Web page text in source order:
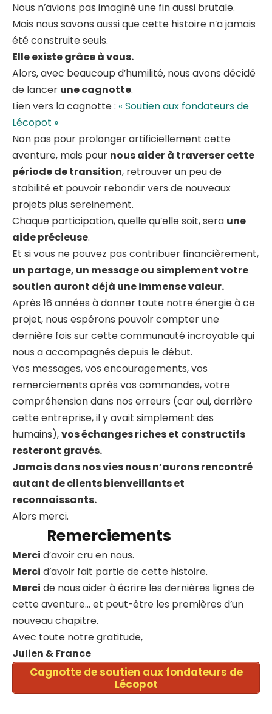
Nous n’avions pas imaginé une fin aussi brutale.
Mais nous savons aussi que cette histoire n’a jamais
été construite seuls.
Elle existe grâce à vous.
Alors, avec beaucoup d’humilité, nous avons décidé
de lancer une cagnotte.
Lien vers la cagnotte : « Soutien aux fondateurs de
Lécopot »
Non pas pour prolonger artificiellement cette
aventure, mais pour nous aider à traverser cette
période de transition, retrouver un peu de
stabilité et pouvoir rebondir vers de nouveaux
projets plus sereinement.
Chaque participation, quelle qu’elle soit, sera une
aide précieuse.
Et si vous ne pouvez pas contribuer financièrement,
un partage, un message ou simplement votre
soutien auront déjà une immense valeur.
Après 16 années à donner toute notre énergie à ce
projet, nous espérons pouvoir compter une
dernière fois sur cette communauté incroyable qui
nous a accompagnés depuis le début.
Vos messages, vos encouragements, vos
remerciements après vos commandes, votre
compréhension dans nos erreurs (car oui, derrière
cette entreprise, il y avait simplement des
humains),vos échanges riches et constructifs
resteront gravés.
Jamais dans nos vies nous n’aurons rencontré
autant de clients bienveillants et
reconnaissants.
Alors merci.
Remerciements
Merci d’avoir cru en nous.
Merci d’avoir fait partie de cette histoire.
Merci de nous aider à écrire les dernières lignes de
cette aventure… et peut-être les premières d’un
nouveau chapitre.
Avec toute notre gratitude,
Julien & France
Cagnotte de soutien aux fondateurs de
Lécopot